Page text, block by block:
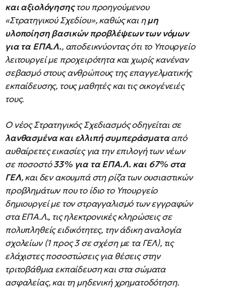
και αξιολόγησηςτου προηγούμενου
«Στρατηγικού Σχεδίου», καθώς και ημη
υλοποίηση βασικών προβλέψεων των νόμων
για τα ΕΠΑ.Λ., αποδεικνύοντας ότι το Υπουργείο
λειτουργεί με προχειρότητα και χωρίς κανέναν
σεβασμό στους ανθρώπους της επαγγελματικής
εκπαίδευσης, τους μαθητές και τις οικογένειές
τους.
Ο νέος Στρατηγικός Σχεδιασμός οδηγείται σε
λανθασμένα και ελλιπή συμπεράσματααπό
αυθαίρετες εικασίες για την επιλογή των νέων
σε ποσοστό33% για τα ΕΠΑ.Λ. και 67% στα
ΓΕΛ, και δεν ακουμπά στη ρίζα των ουσιαστικών
προβλημάτων που το ίδιο το Υπουργείο
δημιουργεί με τον στραγγαλισμό των εγγραφών
στα ΕΠΑ.Λ., τις ηλεκτρονικές κληρώσεις σε
πολυπληθείς ειδικότητες, την άδικη αναλογία
σχολείων (1 προς 3 σε σχέση με τα ΓΕΛ), τις
ελάχιστες ποσοστώσεις για θέσεις στην
τριτοβάθμια εκπαίδευση και στα σώματα
ασφαλείας, και τη μηδενική χρηματοδότηση.